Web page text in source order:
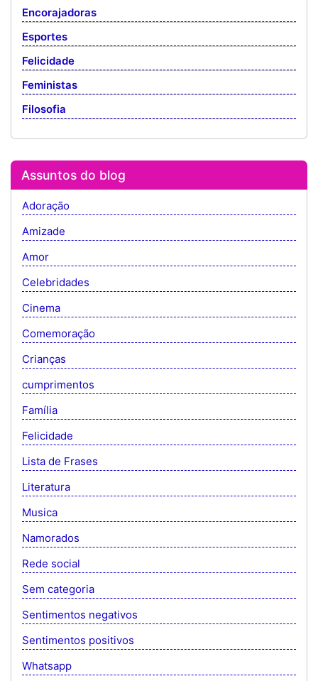
Encorajadoras
Esportes
Felicidade
Feministas
Filosofia
Assuntos do blog
Adoração
Amizade
Amor
Celebridades
Cinema
Comemoração
Crianças
cumprimentos
Família
Felicidade
Lista de Frases
Literatura
Musica
Namorados
Rede social
Sem categoria
Sentimentos negativos
Sentimentos positivos
Whatsapp